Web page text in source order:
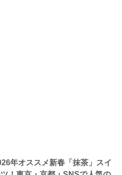
年オススメ新春「抹茶」スイ